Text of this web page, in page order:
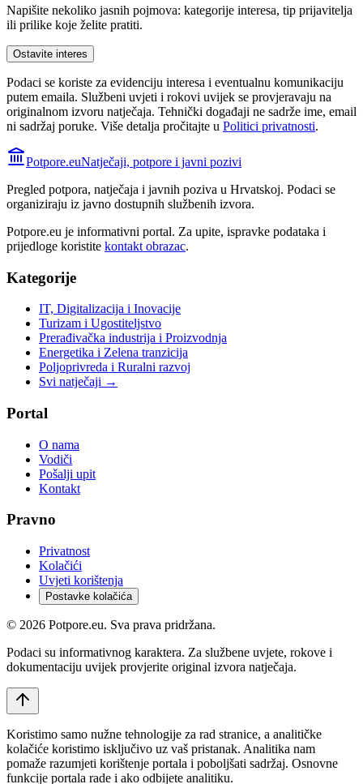
Napišite nekoliko jasnih pojmova: kategorije interesa, tip prijavitelja
ili prilike koje želite pratiti.
Ostavite interes
Podaci se koriste za evidenciju interesa i eventualnu komunikaciju
putem emaila. Službeni uvjeti i rokovi uvijek se provjeravaju na
originalnom izvoru natječaja. Tehnički događaji ne sadrže ime, email
ni sadržaj poruke. Više detalja pročitajte u Politici privatnosti.
Potpore.euNatječaji, potpore i javni pozivi
Pregled potpora, natječaja i javnih poziva u Hrvatskoj. Podaci se
organiziraju iz javno dostupnih službenih izvora.
Potpore.eu je informativni portal. Za upite, ispravke podataka i
prijedloge koristite kontakt obrazac.
Kategorije
IT, Digitalizacija i Inovacije
Turizam i Ugostiteljstvo
Prerađivačka industrija i Proizvodnja
Energetika i Zelena tranzicija
Poljoprivreda i Ruralni razvoj
Svi natječaji →
Portal
O nama
Vodiči
Pošalji upit
Kontakt
Pravno
Privatnost
Kolačići
Uvjeti korištenja
Postavke kolačića
© 2026 Potpore.eu. Sva prava pridržana.
Podaci su informativnog karaktera. Za službene uvjete, rokove i
dokumentaciju uvijek provjerite original izvora natječaja.
Koristimo samo nužne tehnologije za rad stranice, a analitičke
kolačiće koristimo isključivo uz vaš pristanak. Analitika nam
pomaže razumjeti korištenje portala i poboljšati sadržaj. Osnovne
funkcije portala rade i ako odbijete analitiku.